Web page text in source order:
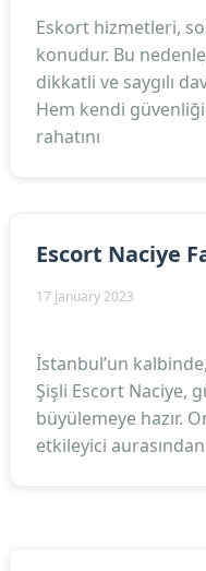
Eskort hizmetleri,
konudur. Bu
dikkatli ve saygılı
Hem kendi
rahatını
Escort Naciye
17 January 2023
İstanbul’un
Şişli Escort Naciye,
büyülemeye hazır.
etkileyici